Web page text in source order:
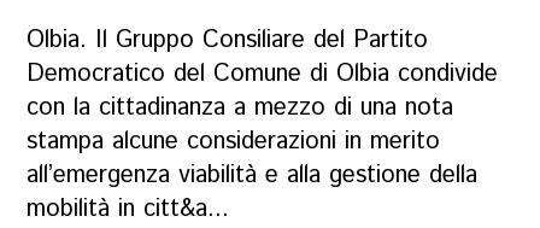
Olbia. Il Gruppo Consiliare del Partito
Democratico del Comune di Olbia condivide
con la cittadinanza a mezzo di una nota
stampa alcune considerazioni in merito
all’emergenza viabilità e alla gestione della
mobilità in citt&a...